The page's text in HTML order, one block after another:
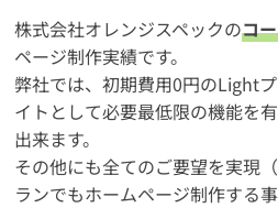
株式会社オレンジスペックのコ
ページ制作実績です。
弊社では、初期費用0円のLight
イトとして必要最低限の機能を
出来ます。
その他にも全てのご要望を実現
ランでもホームページ制作する事